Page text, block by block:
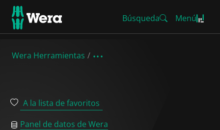
Búsqueda Menú
Wera Herramientas
A la lista de favoritos
Panel de datos de Wera